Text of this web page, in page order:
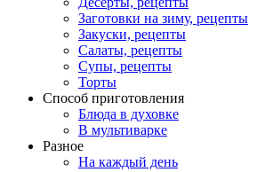
Заготовки на зиму, рецепты
Закуски, рецепты
Салаты, рецепты
Супы, рецепты
Торты
Способ приготовления
Блюда в духовке
В мультиварке
Разное
На каждый день